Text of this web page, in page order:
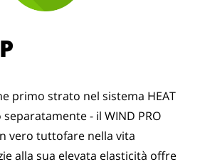
primo strato nel sistema HEAT
separatamente - il WIND PRO
vero tuttofare nella vita
alla sua elevata elasticità offre